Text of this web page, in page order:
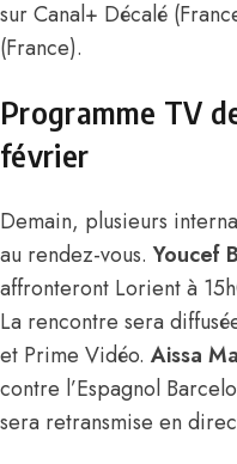
sur Canal+ Décalé
(France).
Programme TV
février
Demain, plusieurs
au rendez-vous. Youcef
affronteront Lorient à
La rencontre sera
et Prime Vidéo. Aissa
contre l’Espagnol
sera retransmise en